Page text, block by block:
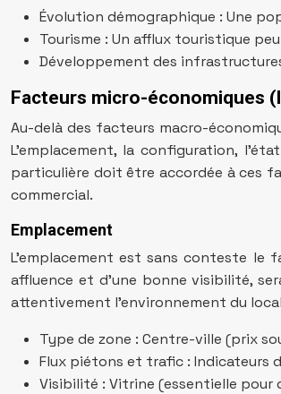
Évolution démographique : Une
Tourisme : Un afflux touristique
Développement des
Facteurs micro-économiques
Au-delà des facteurs macro-
L’emplacement, la configuration,
particulière doit être accordée à ces
commercial.
Emplacement
L’emplacement est sans conteste le
affluence et d’une bonne visibilité,
attentivement l’environnement du
Type de zone : Centre-ville (prix
Flux piétons et trafic : Indicateurs
Visibilité : Vitrine (essentielle pour